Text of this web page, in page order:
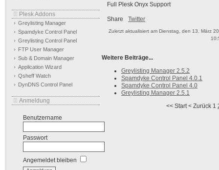
Plesk Addons
Greylisting Manager
Spamdyke Control Panel
Greylisting Control Panel
FTP User Manager
Sub & Domain Manager
Application Wizard
Qsheff Watch
DynDNS Control Panel
Anmeldung
Benutzername
Passwort
Angemeldet bleiben
Full Plesk Onyx Support
Share Twitter
Zuletzt aktualisiert am Dienstag, den 13. März
Weitere Beiträge...
Greylisting Manager 2.5.2
Spamdyke Control Panel 4.0.1
Spamdyke Control Panel 4.0
Greylisting Manager 2.5.1
<< Start< Zurück 1